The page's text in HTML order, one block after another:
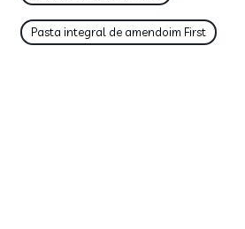
Pasta integral de amendoim First